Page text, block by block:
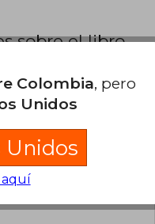
sobre el libro
el
Colombia, pero
Unidos
Unidos